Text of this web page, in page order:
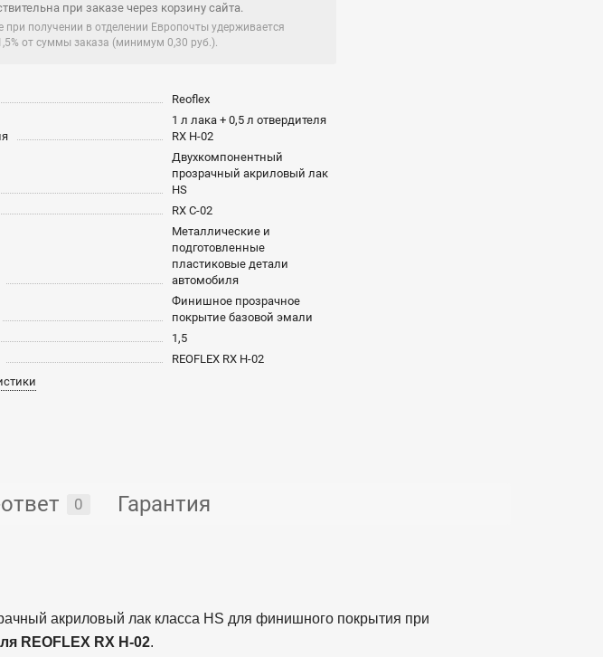
при заказе через корзину сайта.
при получении в отделении Европочты удерживается
от суммы заказа (минимум 0,30 руб.).
Reoflex
1 л лака + 0,5 л отвердителя
RX H-02
Двухкомпонентный
прозрачный акриловый лак
HS
RX C-02
Металлические и
подготовленные
пластиковые детали
автомобиля
Финишное прозрачное
покрытие базовой эмали
1,5
REOFLEX RX H-02
0 Гарантия
акриловый лак класса HS для финишного покрытия при
REOFLEX RX H-02.